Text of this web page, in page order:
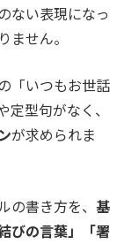
ない表現になっ
せん。
「いつもお世話
型句がなく、
が求められま
書き方を、 基
びの言葉」「署